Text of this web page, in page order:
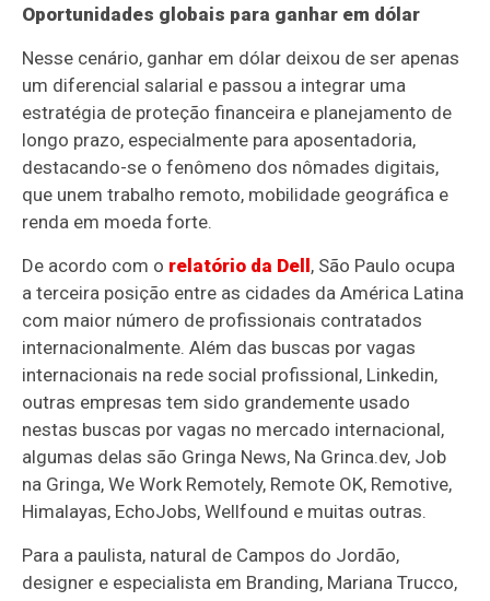
Oportunidades globais para ganhar em dólar
Nesse cenário, ganhar em dólar deixou de ser apenas
um diferencial salarial e passou a integrar uma
estratégia de proteção financeira e planejamento de
longo prazo, especialmente para aposentadoria,
destacando-se o fenômeno dos nômades digitais,
que unem trabalho remoto, mobilidade geográfica e
renda em moeda forte.
De acordo com o relatório da Dell, São Paulo ocupa
a terceira posição entre as cidades da América Latina
com maior número de profissionais contratados
internacionalmente. Além das buscas por vagas
internacionais na rede social profissional, Linkedin,
outras empresas tem sido grandemente usado
nestas buscas por vagas no mercado internacional,
algumas delas são Gringa News, Na Grinca.dev, Job
na Gringa, We Work Remotely, Remote OK, Remotive,
Himalayas, EchoJobs, Wellfound e muitas outras.
Para a paulista, natural de Campos do Jordão,
designer e especialista em Branding, Mariana Trucco,